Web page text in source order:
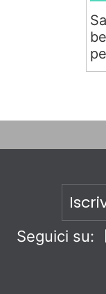
Seguici su: